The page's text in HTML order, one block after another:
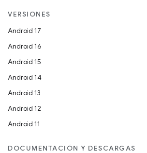
VERSIONES
Android 17
Android 16
Android 15
Android 14
Android 13
Android 12
Android 11
DOCUMENTACIÓN Y DESCARGAS